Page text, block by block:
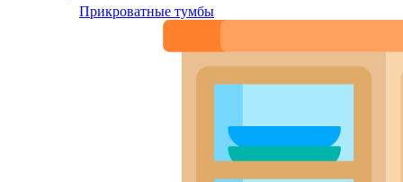
Прикроватные тумбы